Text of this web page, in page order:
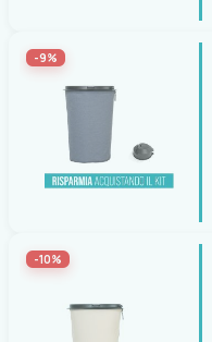
-9%
-10%